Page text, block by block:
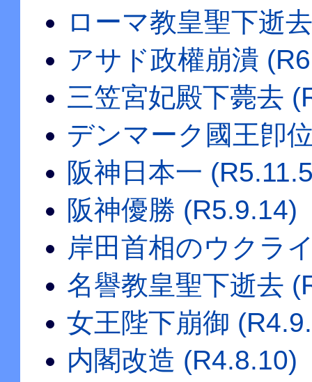
ローマ教皇聖下逝
アサド政權崩潰
三笠宮妃殿下薨去
デンマーク國王卽
阪神日本一
阪神優勝 (R5.9.14)
岸田首相のウクラ
名譽教皇聖下逝去
女王陛下崩御
内閣改造 (R4.8.10)